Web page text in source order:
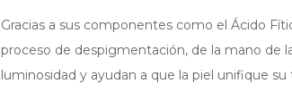
Gracias a sus componentes como el Ácido
proceso de despigmentación, de la mano de
luminosidad y ayudan a que la piel unifique su